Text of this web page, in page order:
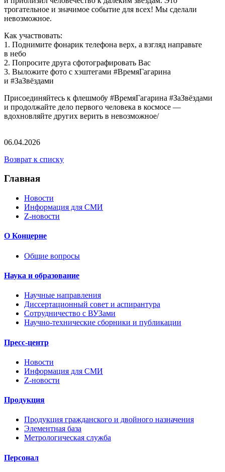
трогательное и значимое событие для всех! Мы сделали
невозможное.
Как участвовать:
1. Поднимите фонарик телефона верх, а взгляд направьте
в небо
2. Попросите друга сфотографировать Вас
3. Выложите фото с хэштегами #ВремяГагарина
и #ЗаЗвёздами
Присоединяйтесь к флешмобу #ВремяГагарина #ЗаЗвёздами
и продолжайте дело первого человека в космосе —
вдохновляйте других верить в невозможное/
06.04.2026
Возврат к списку
Главная
Новости
Информация для СМИ
Z-новости
О Концерне
Общие вопросы
Наука и образование
Научные направления
Диссертационный совет и аспирантура
Сотрудничество с ВУЗами
Научно-технические сборники и публикации
Пресс-центр
Новости
Информация для СМИ
Z-новости
Продукция
Продукция гражданского и двойного назначения
Элементная база
Метрологическая служба
Персонал